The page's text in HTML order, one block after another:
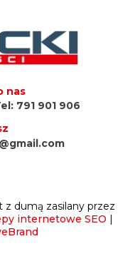
nas
791 901 906
z dumą zasilany przez
internetowe SEO |